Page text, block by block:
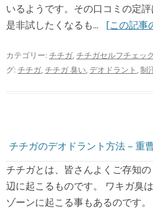
いるようです。その口コミの定
是非試したくなるも... [この記事
カテゴリー: チチガ,チチガセルフチェック
グ: チチガ,チチガ 臭い, デオドラント ,制
チチガのデオドラント方法 – 重
チチガとは、皆さんよくご存知
辺に起こるものです。 ワキガ臭
ゾーンに起こる事もあるのです